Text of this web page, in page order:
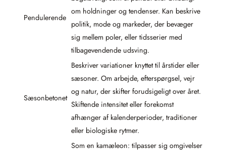
Pendulerende
om holdninger og tendenser. Kan beskrive
politik, mode og markeder, der bevæger
sig mellem poler, eller tidsserier med
tilbagevendende udsving.
Sæsonbetonet
Beskriver variationer knyttet til årstider eller
sæsoner. Om arbejde, efterspørgsel, vejr
og natur, der skifter forudsigeligt over året.
Skiftende intensitet eller forekomst
afhænger af kalenderperioder, traditioner
eller biologiske rytmer.
Som en kamæleon: tilpasser sig omgivelser